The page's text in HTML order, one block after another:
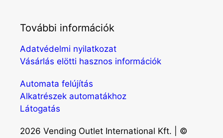
További információk
Adatvédelmi nyilatkozat
Vásárlás elötti hasznos információk
Automata felújítás
Alkatrészek automatákhoz
Látogatás
2026 Vending Outlet International Kft. | ©